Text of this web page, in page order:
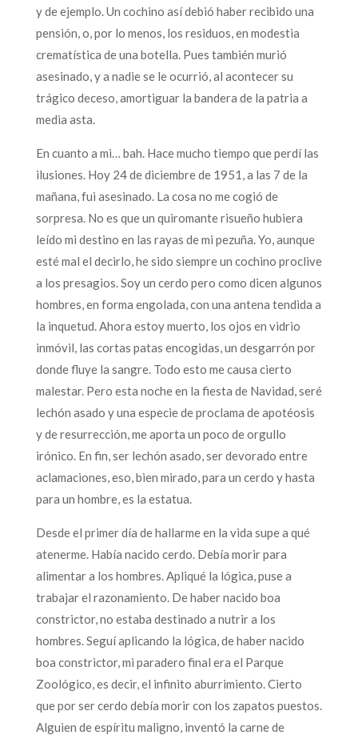
y de ejemplo. Un cochino así debió haber recibido una
pensión, o, por lo menos, los residuos, en modestia
crematística de una botella. Pues también murió
asesinado, y a nadie se le ocurrió, al acontecer su
trágico deceso, amortiguar la bandera de la patria a
media asta.
En cuanto a mi… bah. Hace mucho tiempo que perdí las
ilusiones. Hoy 24 de diciembre de 1951, a las 7 de la
mañana, fui asesinado. La cosa no me cogió de
sorpresa. No es que un quiromante risueño hubiera
leído mi destino en las rayas de mi pezuña. Yo, aunque
esté mal el decirlo, he sido siempre un cochino proclive
a los presagios. Soy un cerdo pero como dicen algunos
hombres, en forma engolada, con una antena tendida a
la inquetud. Ahora estoy muerto, los ojos en vidrio
inmóvil, las cortas patas encogidas, un desgarrón por
donde fluye la sangre. Todo esto me causa cierto
malestar. Pero esta noche en la fiesta de Navidad, seré
lechón asado y una especie de proclama de apotéosis
y de resurrección, me aporta un poco de orgullo
irónico. En fin, ser lechón asado, ser devorado entre
aclamaciones, eso, bien mirado, para un cerdo y hasta
para un hombre, es la estatua.
Desde el primer día de hallarme en la vida supe a qué
atenerme. Había nacido cerdo. Debía morir para
alimentar a los hombres. Apliqué la lógica, puse a
trabajar el razonamiento. De haber nacido boa
constrictor, no estaba destinado a nutrir a los
hombres. Seguí aplicando la lógica, de haber nacido
boa constrictor, mi paradero final era el Parque
Zoológico, es decir, el infinito aburrimiento. Cierto
que por ser cerdo debía morir con los zapatos puestos.
Alguien de espíritu maligno, inventó la carne de